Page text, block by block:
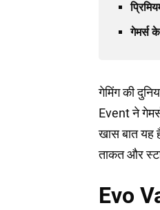
गेमर्स
गेमिंग की
Event ने
खास बात यह
ताकत और
Evo